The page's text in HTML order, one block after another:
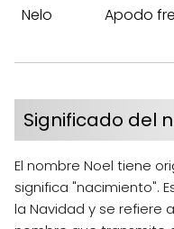
Nelo
Apodo
Significado del
El nombre Noel tiene
significa "nacimiento".
la Navidad y se refiere